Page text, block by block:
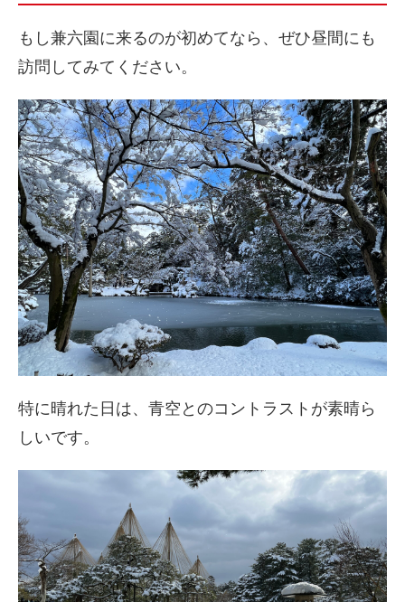
もし兼六園に来るのが初めてなら、ぜひ昼間にも
訪問してみてください。
特に晴れた日は、青空とのコントラストが素晴ら
しいです。